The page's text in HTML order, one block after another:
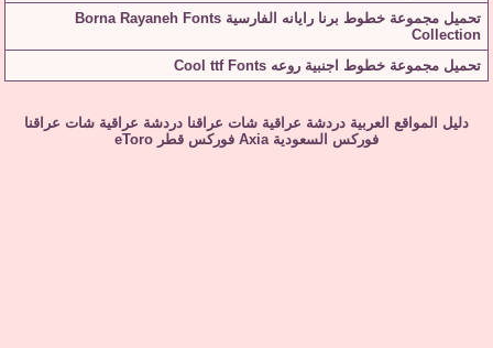
تحميل مجموعة خطوط برنا رايانه الفارسية Borna Rayaneh Fonts
Collection
تحميل مجموعة خطوط اجنبية روعه Cool ttf Fonts
دليل المواقع العربية دردشة عراقية شات عراقنا دردشة عراقية شات عراقنا
فوركس السعودية Axia فوركس قطر eToro